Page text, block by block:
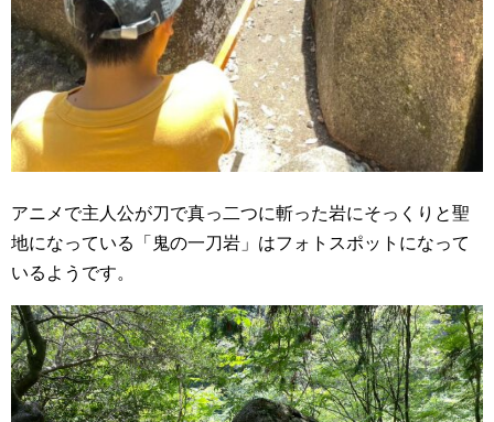
アニメで主人公が刀で真っ二つに斬った岩にそっくりと聖
地になっている「鬼の一刀岩」はフォトスポットになって
いるようです。